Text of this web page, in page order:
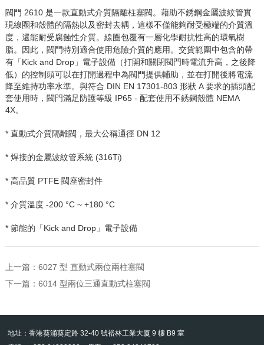
閥門 2610 是一款直動式介質隔離柱塞閥。藉助不銹鋼金屬波紋管實
現線圈和殼體的隔熱以及密封去耦，這樣不僅能夠耐受極端的介質溫
度，還能耐受腐蝕性介質。線圈包覆有一層化學耐抗性高的環氧樹
脂。因此，閥門特別適合使用危險介質的應用。交貨範圍中包含的帶
有「Kick and Drop」電子設備（打開和關閉閥門時電流升高，之後降
低）的控制頭可以在打開過程中為閥門提供輔助，並在打開後將電流
降至維持功率水準。與符合 DIN EN 17301-803 形狀A要求的插頭配
套使用時，閥門滿足防護等級 IP65 - 配套使用不銹鋼殼體 NEMA
4X。
* 直動式介質隔離閥，最大公稱通徑 DN 12
* 焊接的金屬波紋管系統(316Ti)
* 高品質PTFE 閥座密封件
* 介質溫度-200 °C ~ +180 °C
* 節能的「Kick and Drop」電子設備
上一篇： 6027 型 直動式兩位兩柱塞閥
下一篇： 6014 型兩位三通直動式柱塞閥
地址：香港葵涌葵定路 32-40 號裕林工業大廈 9 樓 B9 室